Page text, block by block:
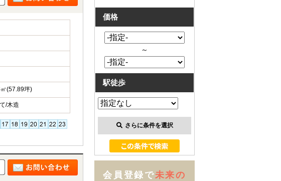
(57.89坪)
/木造
価格
～
駅徒歩
さらに条件を選択
会員登録で未来の